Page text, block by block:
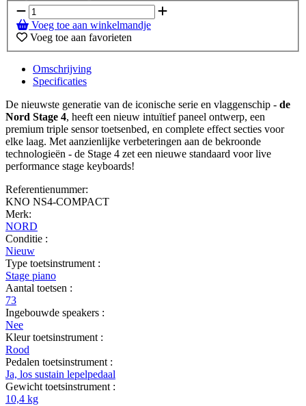
Voeg toe aan winkelmandje
Voeg toe aan favorieten
Omschrijving
Specificaties
De nieuwste generatie van de iconische serie en vlaggenschip - de
Nord Stage 4, heeft een nieuw intuïtief paneel ontwerp, een
premium triple sensor toetsenbed, en complete effect secties voor
elke laag. Met aanzienlijke verbeteringen aan de bekroonde
technologieën - de Stage 4 zet een nieuwe standaard voor live
performance stage keyboards!
Referentienummer:
KNO NS4-COMPACT
Merk:
NORD
Conditie :
Nieuw
Type toetsinstrument :
Stage piano
Aantal toetsen :
73
Ingebouwde speakers :
Nee
Kleur toetsinstrument :
Rood
Pedalen toetsinstrument :
Ja, los sustain lepelpedaal
Gewicht toetsinstrument :
10,4 kg